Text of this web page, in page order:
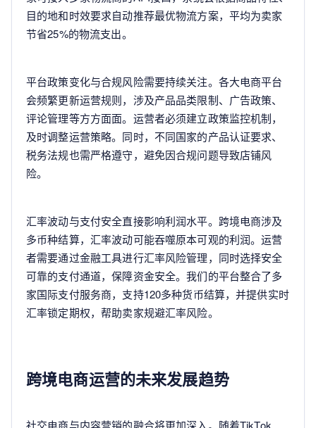
目的地和时效要求自动推荐最优物流方案，平均为卖家
节省25%的物流支出。
平台政策变化与合规风险需要持续关注。各大电商平台
会频繁更新运营规则，涉及产品品类限制、广告政策、
评论管理等方方面面。运营者必须建立政策监控机制，
及时调整运营策略。同时，不同国家的产品认证要求、
税务法规也需严格遵守，避免因合规问题导致店铺风
险。
汇率波动与支付安全直接影响利润水平。跨境电商涉及
多币种结算，汇率波动可能吞噬原本可观的利润。运营
者需要通过金融工具进行汇率风险管理，同时选择安全
可靠的支付通道，保障资金安全。我们的平台整合了多
家国际支付服务商，支持120多种货币结算，并提供实时
汇率锁定期权，帮助卖家规避汇率风险。
跨境电商运营的未来发展趋势
社交电商与内容营销的融合将更加深入。随着TikTok